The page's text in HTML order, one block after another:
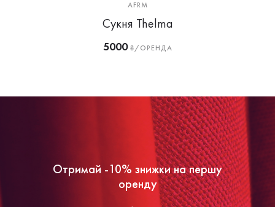
AFRM
Сукня Thelma
5000₴/ОРЕНДА
Отримай -10% знижки на першу
оренду